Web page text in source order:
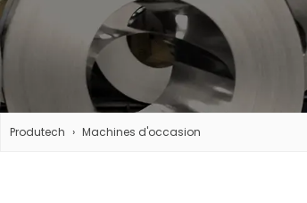
Produtech Machines d'occasion